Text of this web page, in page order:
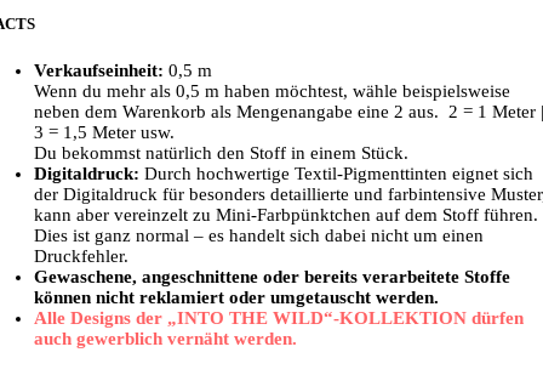
Verkaufseinheit: 0,5 m
Wenn du mehr als 0,5 m haben möchtest, wähle beispielsweise
neben dem Warenkorb als Mengenangabe eine 2 aus. 2 = 1 Meter |
3 = 1,5 Meter usw.
Du bekommst natürlich den Stoff in einem Stück.
Digitaldruck: Durch hochwertige Textil-Pigmenttinten eignet sich
der Digitaldruck für besonders detaillierte und farbintensive
kann aber vereinzelt zu Mini-Farbpünktchen auf dem Stoff führen.
Dies ist ganz normal – es handelt sich dabei nicht um einen
Druckfehler.
Gewaschene, angeschnittene oder bereits verarbeitete Stoffe
können nicht reklamiert oder umgetauscht werden.
Alle Designs der „INTO THE WILD“-KOLLEKTION dürfen
auch gewerblich vernäht werden.